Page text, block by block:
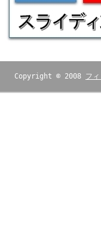
Copyright © 2008 フ